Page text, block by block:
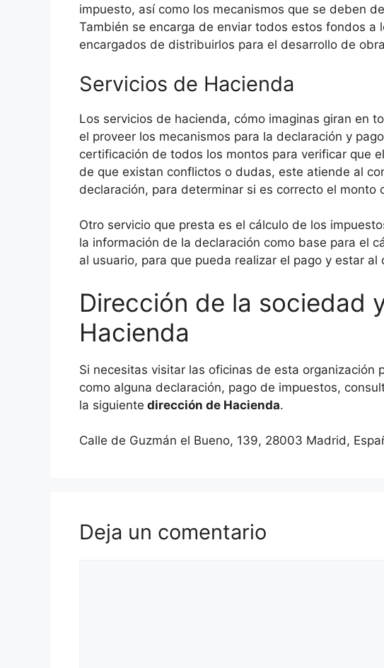
impuesto, así como los mecanismos que se deben
También se encarga de enviar todos estos fondos a
encargados de distribuirlos para el desarrollo de
Servicios de Hacienda
Los servicios de hacienda, cómo imaginas giran en
el proveer los mecanismos para la declaración y
certificación de todos los montos para verificar que
de que existan conflictos o dudas, este atiende al
declaración, para determinar si es correcto el monto
Otro servicio que presta es el cálculo de los
la información de la declaración como base para el
al usuario, para que pueda realizar el pago y estar al
Dirección de la sociedad
Hacienda
Si necesitas visitar las oficinas de esta organización
como alguna declaración, pago de impuestos,
la siguiente dirección de Hacienda.
Calle de Guzmán el Bueno, 139, 28003 Madrid,
Deja un comentario